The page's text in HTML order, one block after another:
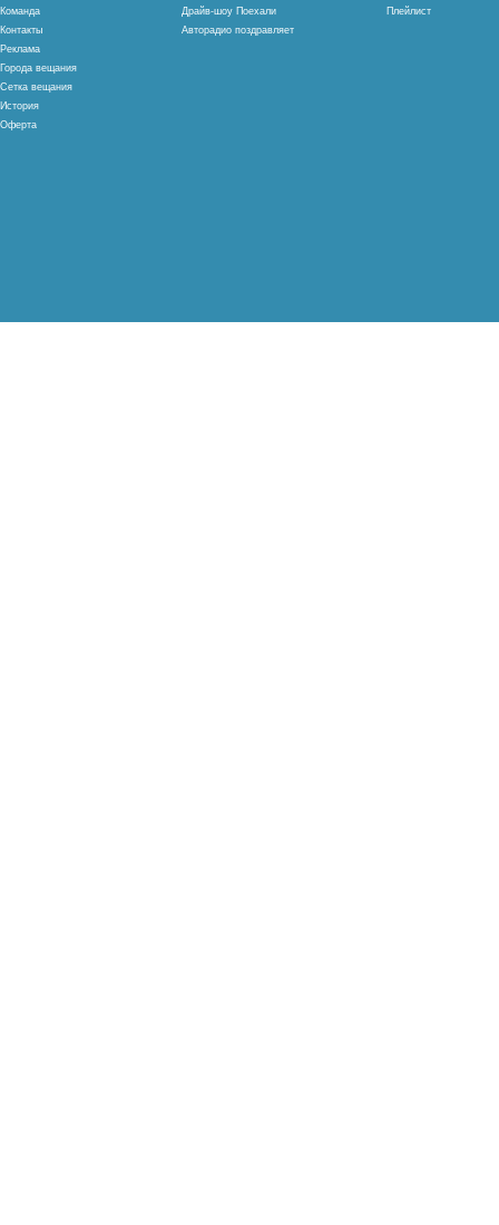
Команда
Контакты
Реклама
Города вещания
Сетка вещания
История
Оферта
Драйв-шоу Поехали
Авторадио поздравляет
Плейлист